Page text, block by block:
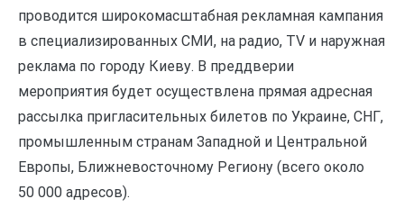
проводится широкомасштабная рекламная кампания
в специализированных СМИ, на радио, TV и наружная
реклама по городу Киеву. В преддверии
мероприятия будет осуществлена прямая адресная
рассылка пригласительных билетов по Украине, СНГ,
промышленным странам Западной и Центральной
Европы, Ближневосточному Региону (всего около
50 000 адресов).